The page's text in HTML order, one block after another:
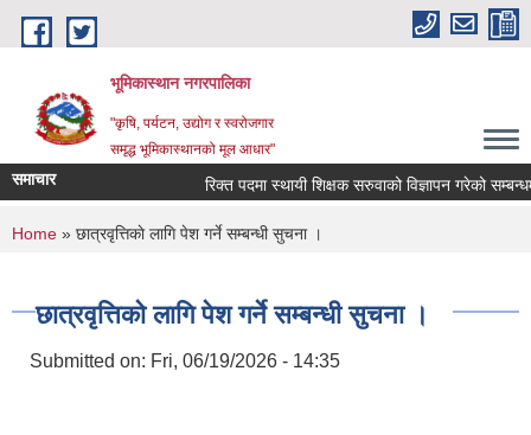
Skip to main content
भूमिकास्थान नगरपालिका
"कृषि, पर्यटन, उद्योग र स्वरोजगार
समृद्ध भूमिकास्थानको मूल आधार"
समाचार रिक्त पदमा स्थायी शिक्षक सरुवाको विज्ञापन गरेको सम्बन्धमा
You are here
Home » छात्रवृत्तिकाे लागि पेश गर्ने सम्बन्धी सुचना ।
छात्रवृत्तिकाे लागि पेश गर्ने सम्बन्धी सुचना ।
Submitted on: Fri, 06/19/2026 - 14:35